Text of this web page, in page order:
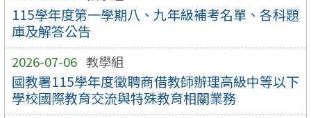
115學年度第一學期八、九年級補考名單、各科題
庫及解答公告
2026-07-06 教學組
國教署115學年度徵聘商借教師辦理高級中等以下
學校國際教育交流與特殊教育相關業務